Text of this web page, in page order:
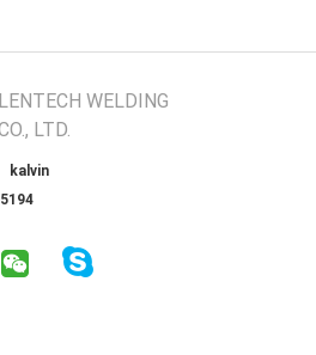
WELDING
LTD.
kalvin